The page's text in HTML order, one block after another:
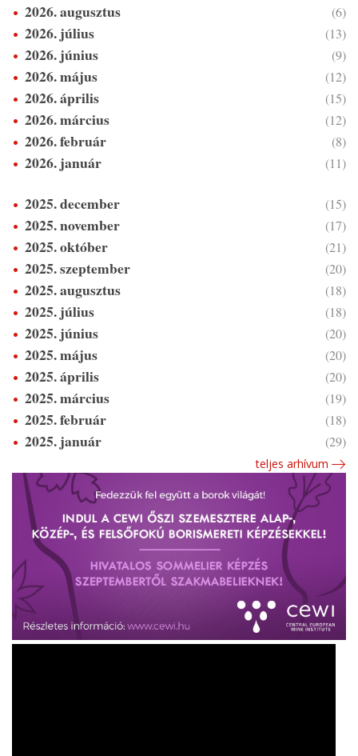
2026. augusztus (6)
2026. július (13)
2026. június (9)
2026. május (12)
2026. április (15)
2026. március (12)
2026. február (8)
2026. január (11)
2025. december (15)
2025. november (17)
2025. október (21)
2025. szeptember (20)
2025. augusztus (18)
2025. július (18)
2025. június (20)
2025. május (20)
2025. április (20)
2025. március (19)
2025. február (18)
2025. január (29)
teljes arhívum